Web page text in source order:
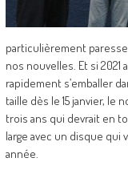
particulièrement
nos nouvelles. Et si
rapidement s’emballer
taille dès le 15 janvier, le
trois ans qui devrait en
large avec un disque
année.